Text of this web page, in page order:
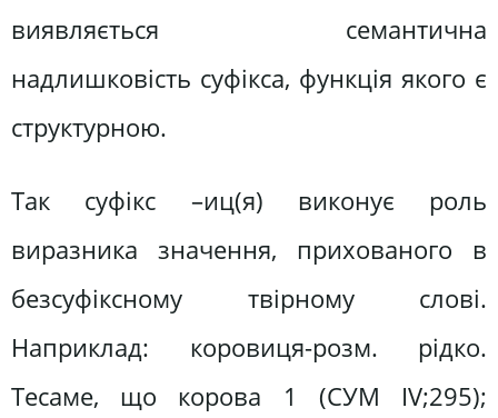
виявляється семантична
надлишковість суфікса, функція якого є
структурною.
Так суфікс –иц(я) виконує роль
виразника значення, прихованого в
безсуфіксному твірному слові.
Наприклад: коровиця-розм. рідко.
Тесаме, що корова 1 (СУМ IV;295);